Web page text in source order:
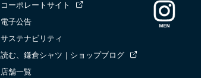
コーポレートサイト
電子公告
サステナビリティ
読む、鎌倉シャツ｜ショップブログ
店舗一覧